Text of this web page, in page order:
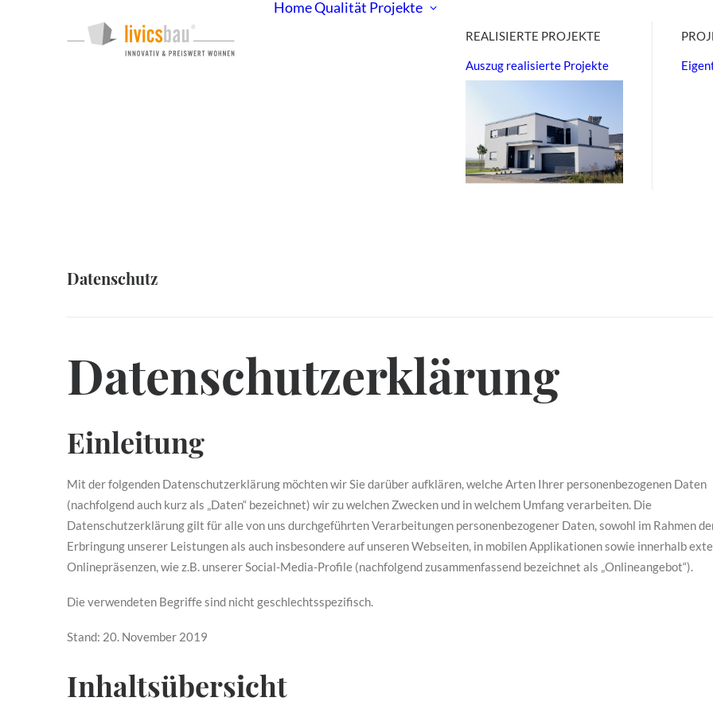
HomeQualität Projekte
REALISIERTE PROJEKTE
Auszug realisierte Projekte
Datenschutz
Datenschutzerklärung
Einleitung
Mit der folgenden Datenschutzerklärung möchten wir Sie darüber aufklären, welche Arten Ihrer personenbezogenen Daten
(nachfolgend auch kurz als „Daten“ bezeichnet) wir zu welchen Zwecken und in welchem Umfang verarbeiten. Die
Datenschutzerklärung gilt für alle von uns durchgeführten Verarbeitungen personenbezogener Daten, sowohl im Rahmen
Erbringung unserer Leistungen als auch insbesondere auf unseren Webseiten, in mobilen Applikationen sowie innerhalb
Onlinepräsenzen, wie z.B. unserer Social-Media-Profile (nachfolgend zusammenfassend bezeichnet als „Onlineangebot“).
Die verwendeten Begriffe sind nicht geschlechtsspezifisch.
Stand: 20. November 2019
Inhaltsübersicht